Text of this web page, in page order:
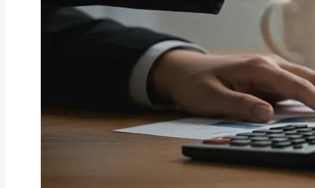
ファクタリング
ファクタリングとは？仕組み・メ
リット・注意点と...
2026年8月6日